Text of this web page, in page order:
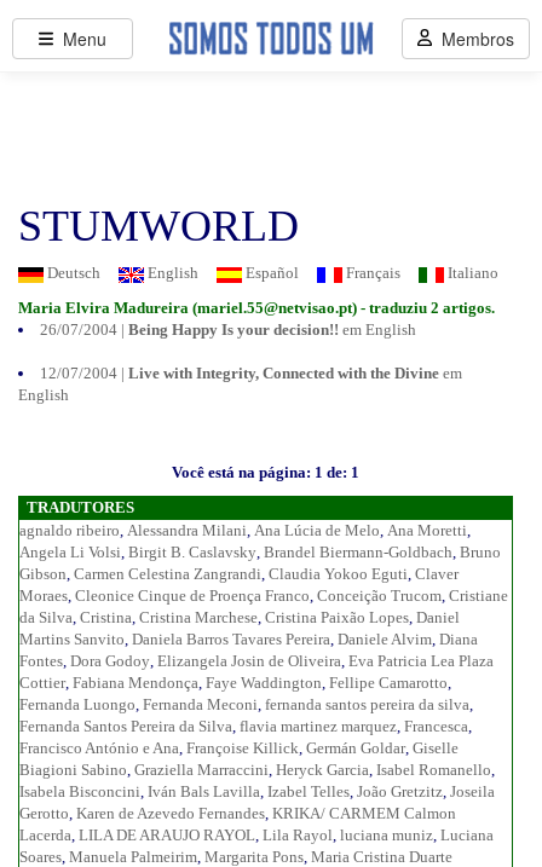
STUMWORLD
Deutsch English Español Français
Italiano
Maria Elvira Madureira (mariel.55@netvisao.pt) - traduziu 2 artigos.
26/07/2004 | Being Happy Is your decision!! em English
12/07/2004 | Live with Integrity, Connected with the Divine em
English
Você está na página: 1 de: 1
TRADUTORES
agnaldo ribeiro, Alessandra Milani, Ana Lúcia de Melo, Ana Moretti,
Angela Li Volsi, Birgit B. Caslavsky, Brandel Biermann-Goldbach, Bruno
Gibson, Carmen Celestina Zangrandi, Claudia Yokoo Eguti, Claver
Moraes, Cleonice Cinque de Proença Franco, Conceição Trucom, Cristiane
da Silva, Cristina, Cristina Marchese, Cristina Paixão Lopes, Daniel
Martins Sanvito, Daniela Barros Tavares Pereira, Daniele Alvim, Diana
Fontes, Dora Godoy, Elizangela Josin de Oliveira, Eva Patricia Lea Plaza
Cottier, Fabiana Mendonça, Faye Waddington, Fellipe Camarotto,
Fernanda Luongo, Fernanda Meconi, fernanda santos pereira da silva,
Fernanda Santos Pereira da Silva, flavia martinez marquez, Francesca,
Francisco António e Ana, Françoise Killick, Germán Goldar, Giselle
Biagioni Sabino, Graziella Marraccini, Heryck Garcia, Isabel Romanello,
Isabela Bisconcini, Iván Bals Lavilla, Izabel Telles, João Gretzitz, Joseila
Gerotto, Karen de Azevedo Fernandes, KRIKA/ CARMEM Calmon
Lacerda, LILA DE ARAUJO RAYOL, Lila Rayol, luciana muniz, Luciana
Soares, Manuela Palmeirim, Margarita Pons, Maria Cristina Duarte
Menu Membros